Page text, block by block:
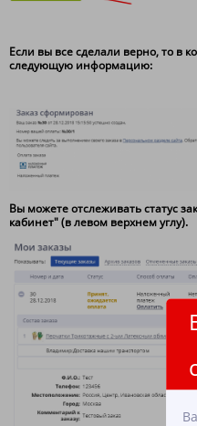
Если вы все сделали верно, то в
следующую информацию:
Вы можете отслеживать статус
кабинет" (в левом верхнем углу).